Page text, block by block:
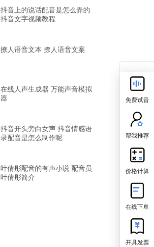
抖音上的说话配音是怎么弄的
抖音文字视频教程
撩人语音文本 撩人语音文案
在线人声生成器 万能声音模拟
器
抖音开头旁白女声 抖音情感语
录配音是怎么制作呢
叶倩彤配音的有声小说 配音员
叶倩彤简介
免费试音
帮我推荐
价格计算
在线下单
开具发票